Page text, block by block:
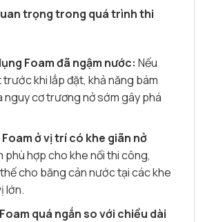
trọng trong quá trình thi
Foam đã ngậm nước: Nếu
khi lắp đặt, khả năng bám
nguy cơ trương nở sớm gây phá
ở vị trí có khe giãn nở
phù hợp cho khe nối thi công,
cho băng cản nước tại các khe
lớn.
quá ngắn so với chiều dài